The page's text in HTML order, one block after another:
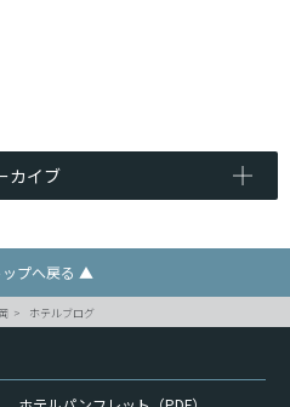
カイブ
ップへ戻る ▲
ホテルブログ